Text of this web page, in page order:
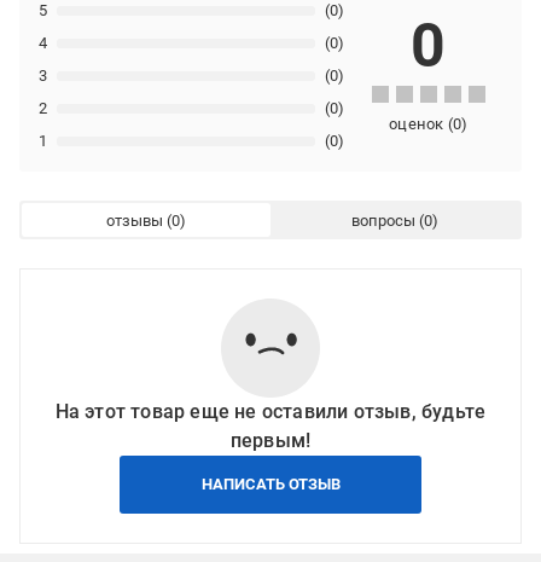
1 (0)
2 (0)
3 (0)
4 (0)
5 (0)
0
оценок (0)
отзывы вопросы
На этот товар еще не оставили отзыв, будьте
первым!
НАПИСАТЬ ОТЗЫВ